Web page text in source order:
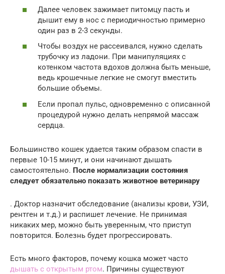
Далее человек зажимает питомцу пасть и
дышит ему в нос с периодичностью примерно
один раз в 2-3 секунды.
Чтобы воздух не рассеивался, нужно сделать
трубочку из ладони. При манипуляциях с
котенком частота вдохов должна быть меньше,
ведь крошечные легкие не смогут вместить
большие объемы.
Если пропал пульс, одновременно с описанной
процедурой нужно делать непрямой массаж
сердца.
Большинство кошек удается таким образом спасти в
первые 10-15 минут, и они начинают дышать
самостоятельно. После нормализации состояния
следует обязательно показать животное ветеринару
. Доктор назначит обследование (анализы крови, УЗИ,
рентген и т.д.) и распишет лечение. Не принимая
никаких мер, можно быть уверенным, что приступ
повторится. Болезнь будет прогрессировать.
Есть много факторов, почему кошка может часто
дышать с открытым ртом. Причины существуют